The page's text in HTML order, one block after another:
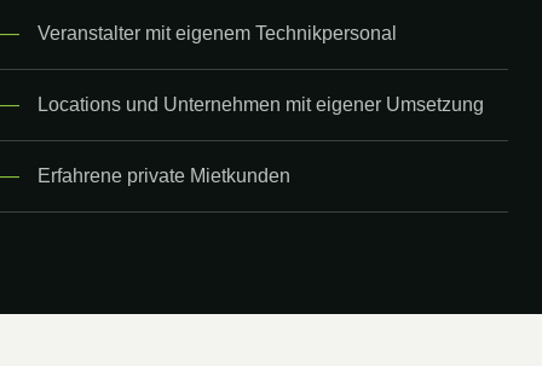
Veranstalter mit eigenem Technikpersonal
Locations und Unternehmen mit eigener Umsetzung
Erfahrene private Mietkunden